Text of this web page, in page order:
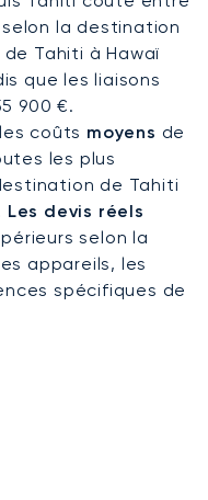
expertise
complexes
traversées
avec succès
vous assure une
votre voyage
française.
la destination
Tahiti à Hawaï
que les liaisons
900 €.
coûts moyens de
les plus
de Tahiti
Les devis réels
selon la
appareils, les
spécifiques de